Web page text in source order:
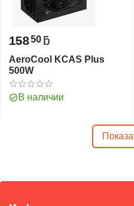
158 50 ƃ
AeroCool KCAS Plus
500W
В наличии